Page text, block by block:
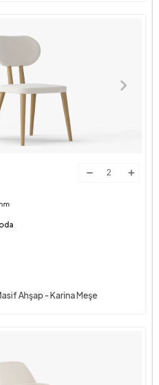
Ahşap - Karina Meşe